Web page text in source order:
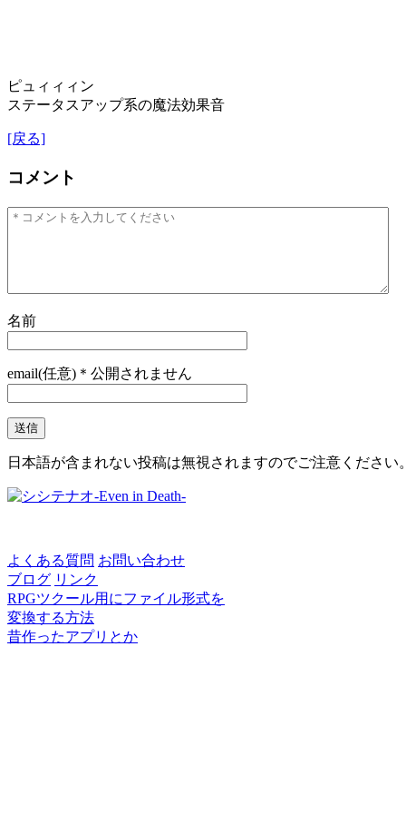
ピュィィィン
ステータスアップ系の魔法効果音
[戻る]
コメント
名前
email(任意)＊公開されません
日本語が含まれない投稿は無視されますのでご注意ください
よくある質問 お問い合わせ
ブログ リンク
RPGツクール用にファイル形式を
変換する方法
昔作ったアプリとか